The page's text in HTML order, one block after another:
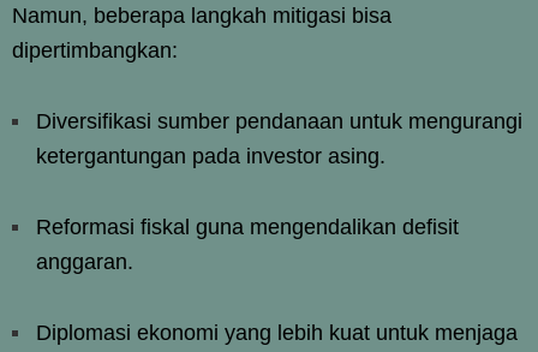
Namun, beberapa langkah mitigasi bisa
dipertimbangkan:
Diversifikasi sumber pendanaan untuk mengurangi
ketergantungan pada investor asing.
Reformasi fiskal guna mengendalikan defisit
anggaran.
Diplomasi ekonomi yang lebih kuat untuk menjaga